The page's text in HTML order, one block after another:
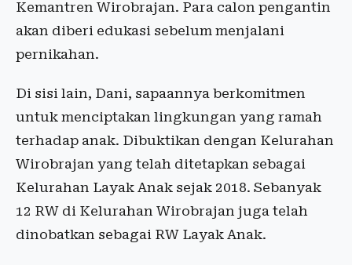
Kemantren Wirobrajan. Para calon pengantin
akan diberi edukasi sebelum menjalani
pernikahan.
Di sisi lain, Dani, sapaannya berkomitmen
untuk menciptakan lingkungan yang ramah
terhadap anak. Dibuktikan dengan Kelurahan
Wirobrajan yang telah ditetapkan sebagai
Kelurahan Layak Anak sejak 2018. Sebanyak
12 RW di Kelurahan Wirobrajan juga telah
dinobatkan sebagai RW Layak Anak.